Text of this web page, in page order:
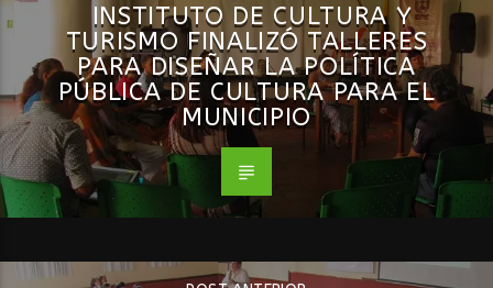
INSTITUTO DE CULTURA Y
TURISMO FINALIZÓ TALLERES
PARA DISEÑAR LA POLÍTICA
PÚBLICA DE CULTURA PARA EL
MUNICIPIO